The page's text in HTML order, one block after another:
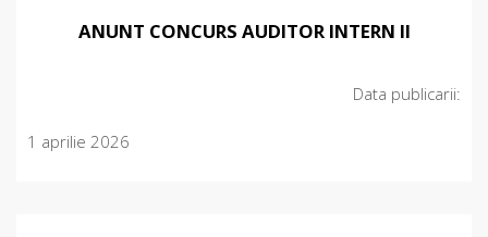
ANUNT CONCURS AUDITOR INTERN II
Data publicarii:
1 aprilie 2026